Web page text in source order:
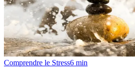
Comprendre le Stress6 min